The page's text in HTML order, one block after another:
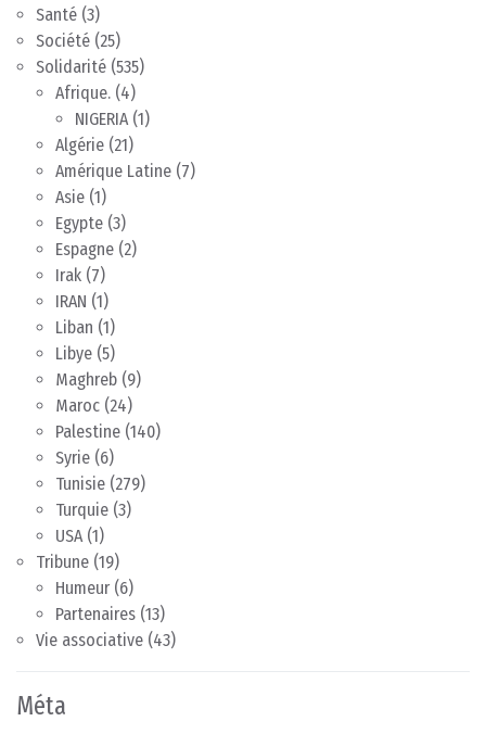
Santé (3)
Société (25)
Solidarité (535)
Afrique. (4)
NIGERIA(1)
Algérie (21)
Amérique Latine (7)
Asie (1)
Egypte (3)
Espagne (2)
Irak (7)
IRAN (1)
Liban (1)
Libye (5)
Maghreb (9)
Maroc (24)
Palestine (140)
Syrie (6)
Tunisie (279)
Turquie (3)
USA(1)
Tribune (19)
Humeur (6)
Partenaires (13)
Vie associative (43)
Méta